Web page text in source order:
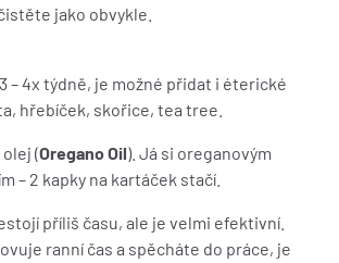
jako obvykle.
– 4x týdně, je možné přidat i éterické
hřebíček, skořice, tea tree.
(Oregano Oil). Já si oreganovým
– 2 kapky na kartáček stačí.
příliš času, ale je velmi efektivní.
ranní čas a spěcháte do práce, je